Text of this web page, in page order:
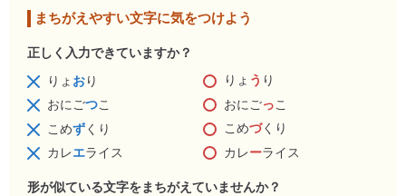
まちがえやすい文字に気をつけよう
正しく入力できていますか？
りょ おり りょ う り
おにごつこ おにごっこ
こめずくり こめづくり
カレエライス カレーライス
形が似ている文字をまちがえていませんか？